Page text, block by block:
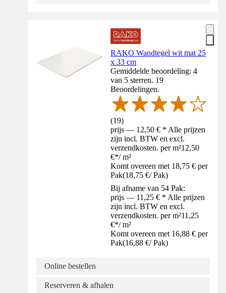
RAKO Wandtegel wit mat 25
x 33 cm
Gemiddelde beoordeling: 4
van 5 sterren. 19
Beoordelingen.
(19)
prijs — 12,50 € * Alle prijzen
zijn incl. BTW en excl.
verzendkosten. per m²12,50
€*/ m²
Komt overeen met 18,75 € per
Pak(18,75 €/ Pak)
Bij afname van 54 Pak:
prijs — 11,25 € * Alle prijzen
zijn incl. BTW en excl.
verzendkosten. per m²11,25
€*/ m²
Komt overeen met 16,88 € per
Pak(16,88 €/ Pak)
Online bestellen
Reserveren & afhalen